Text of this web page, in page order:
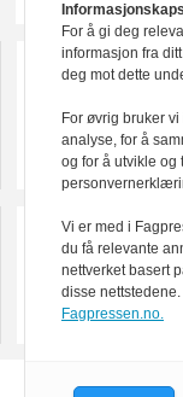
For å gi deg
informasjon fra
deg mot dette
For øvrig bruker
analyse, for å
og for å utvikle og
Vi er med i
du få relevante
nettverket basert
disse
Fagpressen.no.